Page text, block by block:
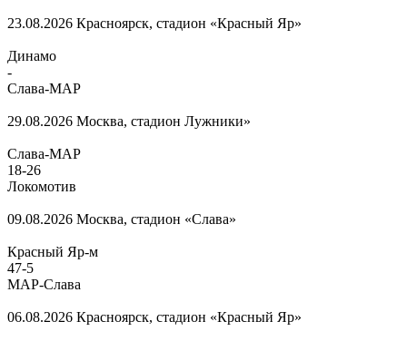
23.08.2026 Красноярск, стадион «Красный Яр»
Динамо
-
Слава-МАР
29.08.2026 Москва, стадион Лужники»
Слава-МАР
18-26
Локомотив
09.08.2026 Москва, стадион «Слава»
Красный Яр-м
47-5
МАР-Слава
06.08.2026 Красноярск, стадион «Красный Яр»